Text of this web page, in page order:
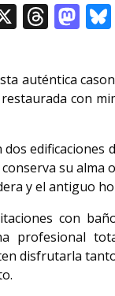
X Threads
auténtica
con
edificaciones
su alma
y el antiguo
con
profesional
disfrutarla